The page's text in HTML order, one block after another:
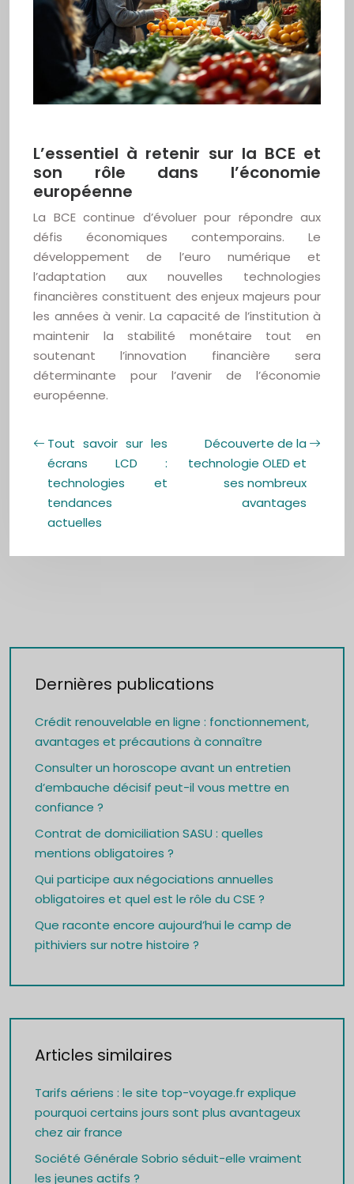
L’essentiel à retenir sur la BCE et
son rôle dans l’économie
européenne
La BCE continue d’évoluer pour répondre aux
défis économiques contemporains. Le
développement de l’euro numérique et
l’adaptation aux nouvelles technologies
financières constituent des enjeux majeurs pour
les années à venir. La capacité de l’institution à
maintenir la stabilité monétaire tout en
soutenant l’innovation financière sera
déterminante pour l’avenir de l’économie
européenne.
Tout savoir sur les
écrans LCD :
technologies et
tendances
actuelles
Découverte de la
technologie OLED et
ses nombreux
avantages
Dernières publications
Crédit renouvelable en ligne : fonctionnement,
avantages et précautions à connaître
Consulter un horoscope avant un entretien
d’embauche décisif peut-il vous mettre en
confiance ?
Contrat de domiciliation SASU : quelles
mentions obligatoires ?
Qui participe aux négociations annuelles
obligatoires et quel est le rôle du CSE ?
Que raconte encore aujourd’hui le camp de
pithiviers sur notre histoire ?
Articles similaires
Tarifs aériens : le site top-voyage.fr explique
pourquoi certains jours sont plus avantageux
chez air france
Société Générale Sobrio séduit-elle vraiment
les jeunes actifs ?